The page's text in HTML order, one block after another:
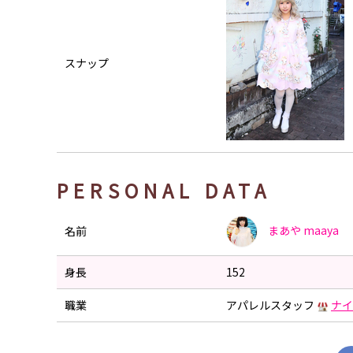
スナップ
PERSONAL DATA
名前 まあや maaya
身長 152
職業 アパレルスタッフ ナ